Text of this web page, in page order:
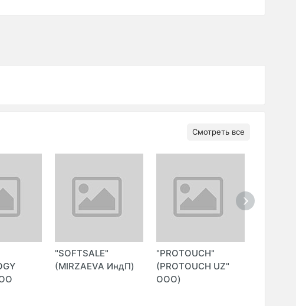
Смотреть все
"SOFTSALE"
(MIRZAEVA ИндП)
"PROTOUCH"
(PROTOUCH UZ"
ООО)